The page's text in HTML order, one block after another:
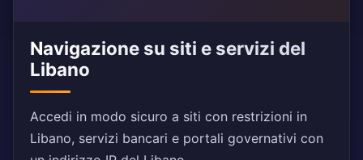
Navigazione su siti e servizi del
Libano
Accedi in modo sicuro a siti con restrizioni in
Libano, servizi bancari e portali governativi con